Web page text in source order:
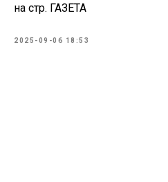
на стр. ГАЗЕТА
2025-09-06 18:53